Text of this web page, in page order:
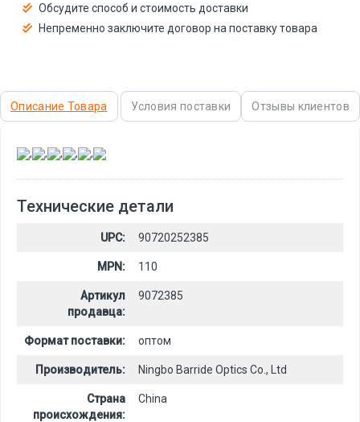
Обсудите способ и стоимость доставки
Непременно заключите договор на поставку товара
Описание Товара Условия поставки Отзывы клиентов
, , , , ,
Технические детали
UPC: 90720252385
MPN: 110
Артикул
продавца:
9072385
Формат поставки: оптом
Производитель: Ningbo Barride Optics Co., Ltd
Страна
происхождения:
China